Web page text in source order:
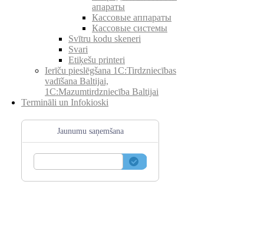
апараты
Кассовые аппараты
Кассовые системы
Svītru kodu skeneri
Svari
Etiķešu printeri
Ierīču pieslēgšana 1C:Tirdzniecības
vadīšana Baltijai,
1C:Mazumtirdzniecība Baltijai
Termināli un Infokioski
Jaunumu saņemšana